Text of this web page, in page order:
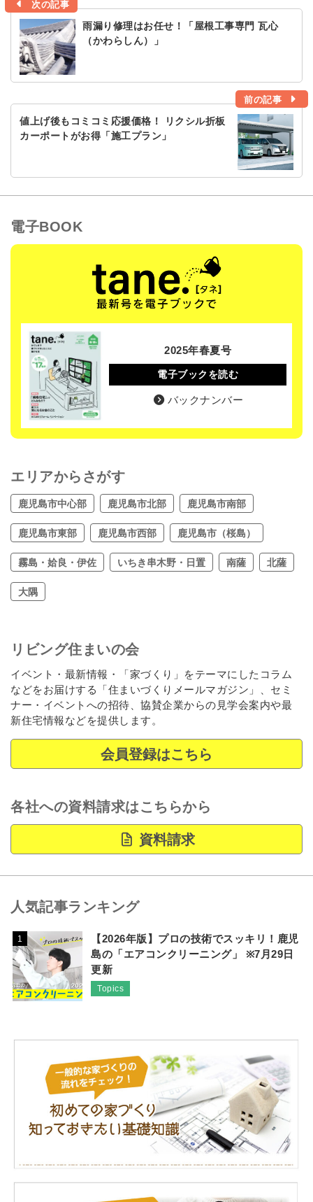
次の記事
雨漏り修理はお任せ！「屋根工事専門 瓦心
（かわらしん）」
前の記事
値上げ後もコミコミ応援価格！ リクシル折板
カーポートがお得「施工プラン」
電子BOOK
2025年春夏号
電子ブックを読む
バックナンバー
エリアからさがす
鹿児島市中心部 鹿児島市北部 鹿児島市南部
鹿児島市東部 鹿児島市西部 鹿児島市（桜島）
霧島・姶良・伊佐 いちき串木野・日置 南薩 北薩
大隅
リビング住まいの会
イベント・最新情報・「家づくり」をテーマにしたコラム
などをお届けする「住まいづくりメールマガジン」、セミ
ナー・イベントへの招待、協賛企業からの見学会案内や最
新住宅情報などを提供します。
会員登録はこちら
各社への資料請求はこちらから
資料請求
人気記事ランキング
1
【2026年版】プロの技術でスッキリ！鹿児
島の「エアコンクリーニング」 ※7月29日
更新
Topics